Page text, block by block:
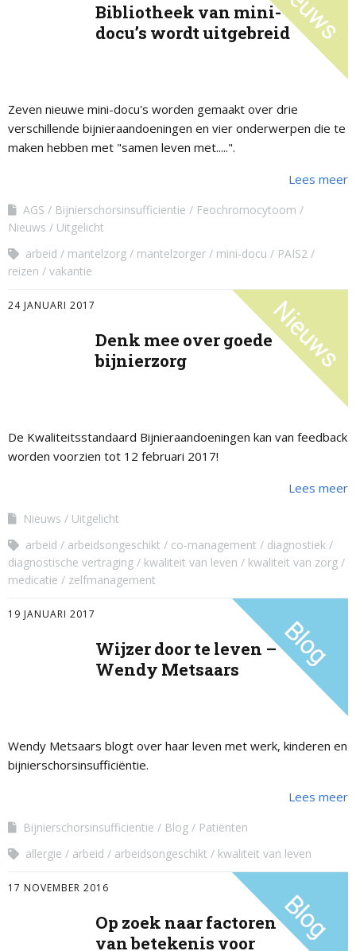
Bibliotheek van mini-
docu’s wordt uitgebreid
Zeven nieuwe mini-docu's worden gemaakt over drie
verschillende bijnieraandoeningen en vier onderwerpen die te
maken hebben met "samen leven met.....".
Lees meer
AGS Bijnierschorsinsufficientie
Feochromocytoom
Nieuws
Uitgelicht
arbeid
mantelzorg mantelzorger mini-docu
PAIS2
reizen
vakantie
24 JANUARI 2017
Denk mee over goede
bijnierzorg
De Kwaliteitsstandaard Bijnieraandoeningen kan van feedback
worden voorzien tot 12 februari 2017!
Lees meer
Nieuws
Uitgelicht
arbeid
arbeidsongeschikt co-management
diagnostiek
diagnostische vertraging
kwaliteit van leven
kwaliteit van zorg
medicatie
zelfmanagement
19 JANUARI 2017
Wijzer door te leven –
Wendy Metsaars
Wendy Metsaars blogt over haar leven met werk, kinderen en
bijnierschorsinsufficiëntie.
Lees meer
Bijnierschorsinsufficientie Blog
Patiënten
allergie
arbeid arbeidsongeschikt kwaliteit van leven
17 NOVEMBER 2016
Op zoek naar factoren
van betekenis voor